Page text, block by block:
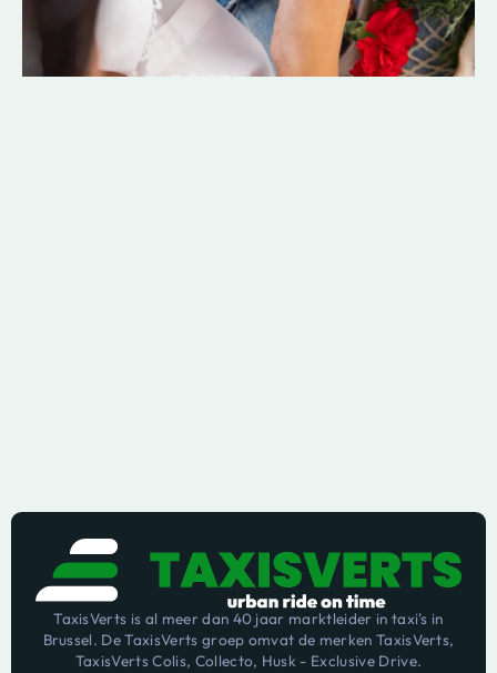
TaxisVerts is al meer dan 40 jaar marktleider in taxi's in
Brussel. De TaxisVerts groep omvat de merken TaxisVerts,
TaxisVerts Colis, Collecto, Husk - Exclusive Drive.